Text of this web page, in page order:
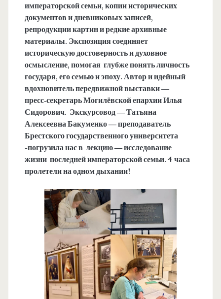
императорской семьи, копии исторических
документов и дневниковых записей,
репродукции картин и редкие архивные
материалы. Экспозиция соединяет
историческую достоверность и духовное
осмысление, помогая глубже понять личность
государя, его семью и эпоху. Автор и идейный
вдохновитель передвижной выставки —
пресс‑секретарь Могилёвской епархии Илья
Сидорович. Экскурсовод — Татьяна
Алексеевна Бакуменко — преподаватель
Брестского государственного университета
-погрузила нас в лекцию — исследование
жизни последней императорской семьи. 4 часа
пролетели на одном дыхании!